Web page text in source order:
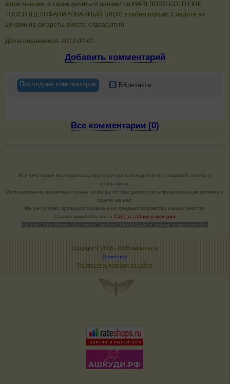
ваше мнение, а также делиться ценами на MARLBORO GOLD FINE
TOUCH (ЦЕЛОФАНИРОВАННЫЙ БЛОК) в своем городе. Следите за
ценами на сигареты вместе с tabacum.ru
Дата обновления: 2013-02-01
Добавить комментарий
Последние комментарии ВКонтакте
Все комментарии (0)
Все текстовые материалы данного ресурса находятся под защитой закона о
копирайтах.
Использование возможно только, если вы готовы разместить предложенную активную
ссылку на нас.
Мы регулярно проводим проверки на предмет воровства наших текстов.
Cсылка www.tabacum.ru Сайт о табаке и курении
<a href="http://www.tabacum.ru" target=_blank>Сайт о табаке и курении</a>
Copyright © 2006 - 2026 tabacum.ru
О проекте
Разместить рекламу на сайте